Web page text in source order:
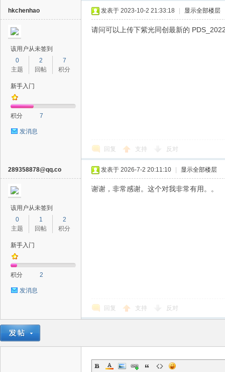
hkchenhao
该用户从未签到
0
主题
2
回帖
7
积分
新手入门
积分 7
发消息
发表于 2023-10-2 21:33:18 显示全部楼层
请问可以上传下紫光同创最新的
回复 支持 反对
289358878@qq.co
该用户从未签到
0
主题
1
回帖
2
积分
新手入门
积分 2
发消息
发表于 2026-7-2 20:11:10 显示全部楼层
谢谢，非常感谢。这个对我非常有用。。
回复 支持 反对